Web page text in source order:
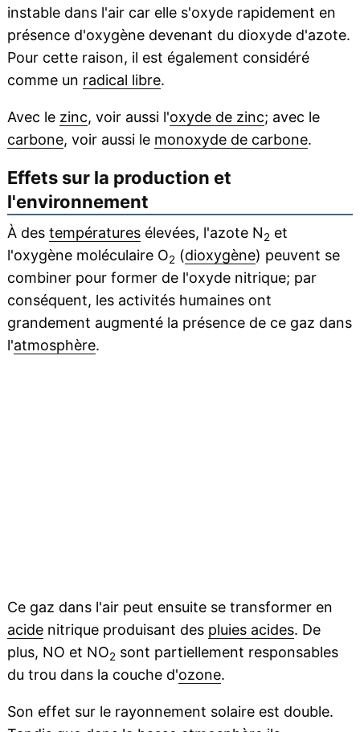
instable dans l'air car elle s'oxyde rapidement en
présence d'oxygène devenant du dioxyde d'azote.
Pour cette raison, il est également considéré
comme un radical libre.
Avec le zinc, voir aussi l'oxyde de zinc; avec le
carbone, voir aussi le monoxyde de carbone.
Effets sur la production et
l'environnement
À des températuresélevées, l'azote N2 et
l'oxygène moléculaire O2 (dioxygène) peuvent se
combiner pour former de l'oxyde nitrique; par
conséquent, les activités humaines ont
grandement augmenté la présence de ce gaz dans
l'atmosphère.
Ce gaz dans l'air peut ensuite se transformer en
acidenitrique produisant des pluies acides. De
plus, NO et NO2 sont partiellement responsables
du trou dans la couche d'ozone.
Son effet sur le rayonnement solaire est double.